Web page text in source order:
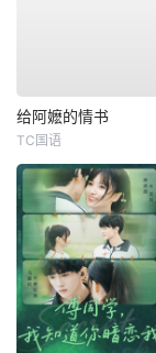
给阿嬷的情书
TC国语